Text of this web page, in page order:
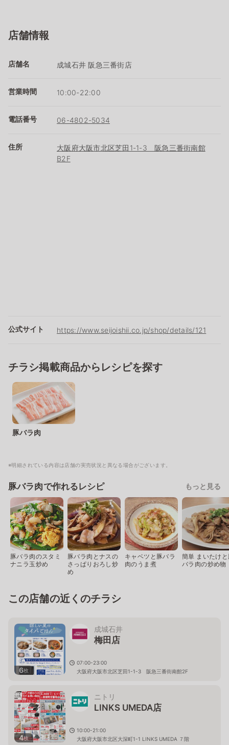
店舗情報
店舗名 成城石井 阪急三番街店
営業時間 10:00-22:00
電話番号 06-4802-5034
住所
大阪府大阪市北区芝田1-1-3 阪急三番街南館
B2F
公式サイト https://www.seijoishii.co.jp/shop/details/121
チラシ掲載商品からレシピを探す
豚バラ肉
※明細されている内容は店舗の実売状況と異なる場合がございます。
豚バラ肉で作れるレシピ もっと見る
豚バラ肉のスタミ
ナニラ玉炒め
豚バラ肉とナスの
さっぱりおろし炒
め
キャベツと豚バラ
肉のうま煮
簡単 まいたけ
バラ肉の炒め物
この店舗の近くのチラシ
6枚
成城石井
梅田店
07:00-23:00
大阪府大阪市北区芝田1-1-3 阪急三番街南館2F
4枚
ニトリ
LINKS UMEDA店
10:00-21:00
大阪府大阪市北区大深町1-1 LINKS UMEDA ７階